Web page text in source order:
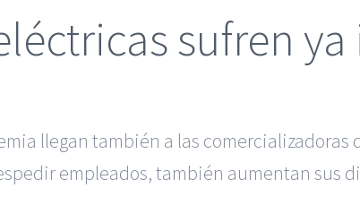
sufren
llegan también a las comercializadoras
empleados, también aumentan sus